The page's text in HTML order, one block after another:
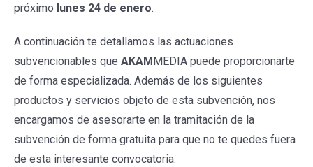
próximo lunes 24 de enero.
A continuación te detallamos las actuaciones
subvencionables que AKAMMEDIA puede proporcionarte
de forma especializada. Además de los siguientes
productos y servicios objeto de esta subvención, nos
encargamos de asesorarte en la tramitación de la
subvención de forma gratuita para que no te quedes fuera
de esta interesante convocatoria.